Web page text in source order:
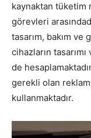
kaynaktan tüketim
görevleri
tasarım, bakım
cihazların
de
gerekli olan
kullanmaktadır.